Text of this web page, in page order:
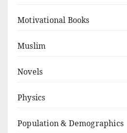
Motivational Books
Muslim
Novels
Physics
Population & Demographics